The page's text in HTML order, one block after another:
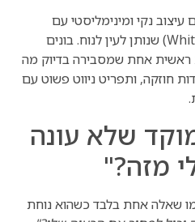
נקי ומינימליסטי עם
"מרחב לבן" (White Space) שנותן לעין לנוח. בונים
ראשית אחת שמסבירה בדיוק מה
חוזקה, ותפריט ניווט פשוט עם
שלא עונה
מזה?"
שאלה אחת בלבד כשהוא נוחת